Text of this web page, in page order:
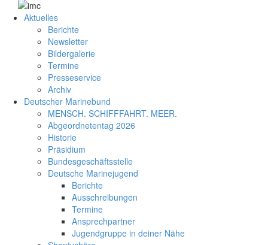
Aktuelles
Berichte
Newsletter
Bildergalerie
Termine
Presseservice
Archiv
Deutscher Marinebund
MENSCH. SCHIFFFAHRT. MEER.
Abgeordnetentag 2026
Historie
Präsidium
Bundesgeschäftsstelle
Deutsche Marinejugend
Berichte
Ausschreibungen
Termine
Ansprechpartner
Jugendgruppe in deiner Nähe